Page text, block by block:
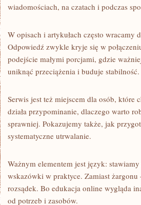
wiadomościach, na czatach i podczas
W opisach i artykułach często wracamy
Odpowiedź zwykle kryje się w
podejście małymi porcjami, gdzie
uniknąć przeciążenia i buduje stabilność.
Serwis jest też miejscem dla osób, które
działa przypominanie, dlaczego warto
sprawniej. Pokazujemy także, jak
systematyczne utrwalanie.
Ważnym elementem jest język:
wskazówki w praktyce. Zamiast
rozsądek. Bo edukacja online wygląda
od potrzeb i zasobów.